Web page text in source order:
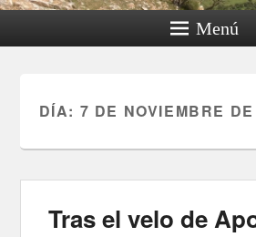
Menú
DÍA: 7 DE NOVIEMBRE
Tras el velo de